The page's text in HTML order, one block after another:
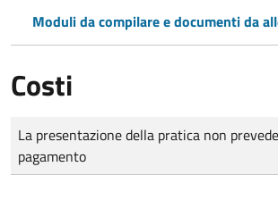
Moduli da compilare e documenti da
Costi
Tipo di pagamento
Importo
La presentazione della pratica non
pagamento